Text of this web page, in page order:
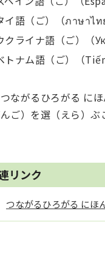
イ語（ご）（ภาษาไทย
クライナ語（ご）（
トナム語（ご）（
ながるひろがる に
んご）を選（えら）ぶ
リンク
つながるひろがる にほ